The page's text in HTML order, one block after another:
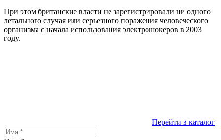
При этом британские власти не зарегистрировали ни одного
летального случая или серьезного поражения человеческого
организма с начала использования электрошокеров в 2003
году.
Перейти в каталог